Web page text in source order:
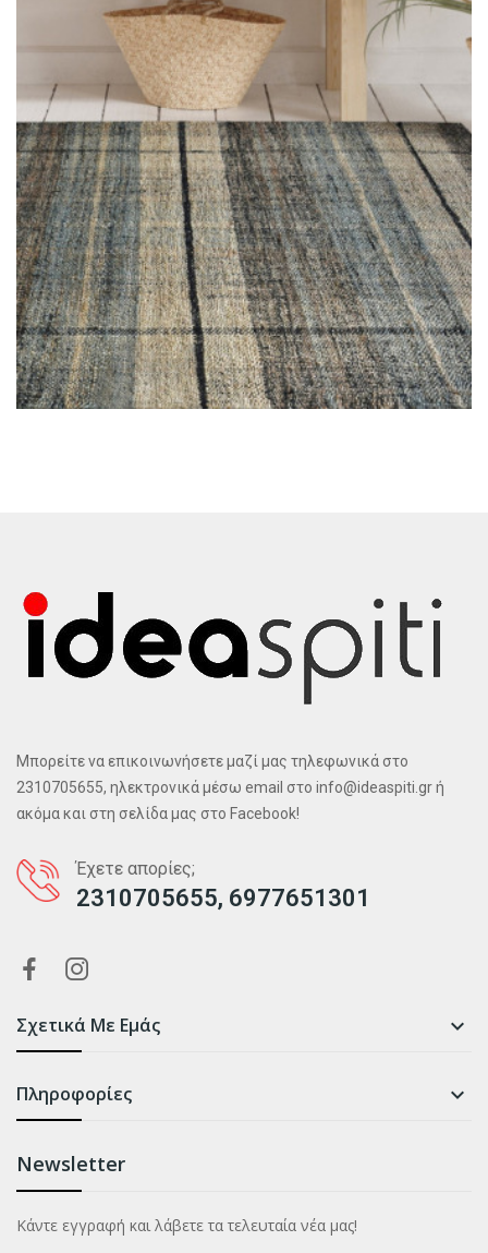
Μπορείτε να επικοινωνήσετε μαζί μας τηλεφωνικά στο
2310705655, ηλεκτρονικά μέσω email στο info@ideaspiti.gr ή
ακόμα και στη σελίδα μας στο Facebook!
Έχετε απορίες;
2310705655, 6977651301
Σχετικά Με Εμάς 
Πληροφορίες 
Newsletter
Κάντε εγγραφή και λάβετε τα τελευταία νέα μας!